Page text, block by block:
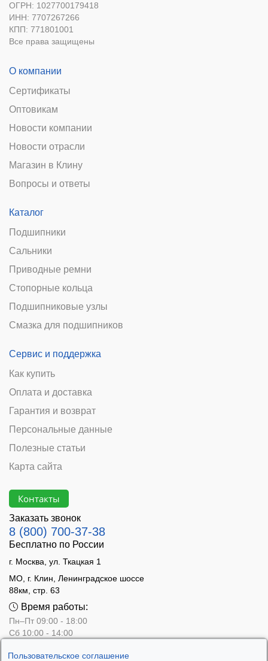
Пользовательское соглашение
ОГРН: 1027700179418
ИНН: 7707267266
КПП: 771801001
Все права защищены
О компании
Сертификаты
Оптовикам
Новости компании
Новости отрасли
Магазин в Клину
Вопросы и ответы
Каталог
Подшипники
Сальники
Приводные ремни
Стопорные кольца
Подшипниковые узлы
Смазка для подшипников
Сервис и поддержка
Как купить
Оплата и доставка
Гарантия и возврат
Персональные данные
Полезные статьи
Карта сайта
Контакты
Заказать звонок
8 (800) 700-37-38
Бесплатно по России
г. Москва, ул. Ткацкая 1
МО, г. Клин, Ленинградское шоссе
88км, стр. 63
Время работы:
Пн–Пт 09:00 - 18:00
Сб 10:00 - 14:00